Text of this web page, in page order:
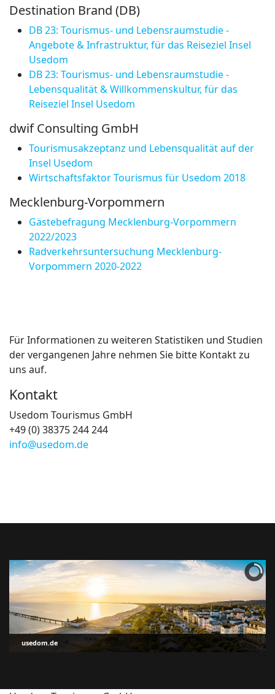
Destination Brand (DB)
DB 23: Tourismus- und Lebensraumstudie -
Angebote & Infrastruktur, für das Reiseziel Insel
Usedom
DB 23: Tourismus- und Lebensraumstudie -
Lebensqualität & Willkommenskultur, für das
Reiseziel Insel Usedom
dwif Consulting GmbH
Tourismusakzeptanz und Lebensqualität auf der
Insel Usedom
Wirtschaftsfaktor Tourismus für Usedom 2018
Mecklenburg-Vorpommern
Gästebefragung Mecklenburg-Vorpommern
2022/2023
Radverkehrsuntersuchung Mecklenburg-
Vorpommern 2020-2022
Für Informationen zu weiteren Statistiken und Studien
der vergangenen Jahre nehmen Sie bitte Kontakt zu
uns auf.
Kontakt
Usedom Tourismus GmbH
+49 (0) 38375 244 244
info@usedom.de
usedom.de